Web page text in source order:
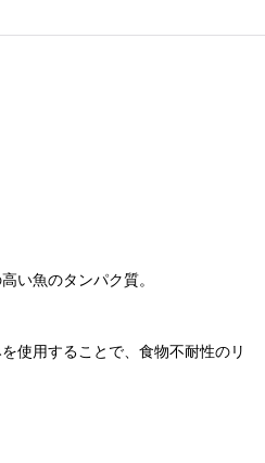
い魚のタンパク質。
使用することで、食物不耐性のリ